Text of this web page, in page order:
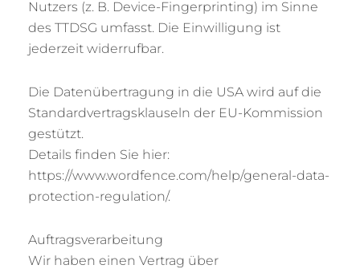
Nutzers (z. B. Device-Fingerprinting) im Sinne
des TTDSG umfasst. Die Einwilligung ist
jederzeit widerrufbar.
Die Datenübertragung in die USA wird auf die
Standardvertragsklauseln der EU-Kommission
gestützt.
Details finden Sie hier:
https://www.wordfence.com/help/general-data-
protection-regulation/.
Auftragsverarbeitung
Wir haben einen Vertrag über